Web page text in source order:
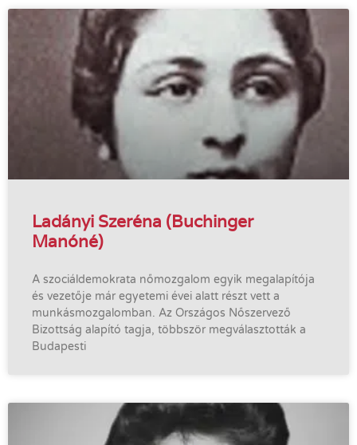
Ladányi Szeréna (Buchinger
Manóné)
A szociáldemokrata nőmozgalom egyik megalapítója
és vezetője már egyetemi évei alatt részt vett a
munkásmozgalomban. Az Országos Nőszervező
Bizottság alapító tagja, többször megválasztották a
Budapesti